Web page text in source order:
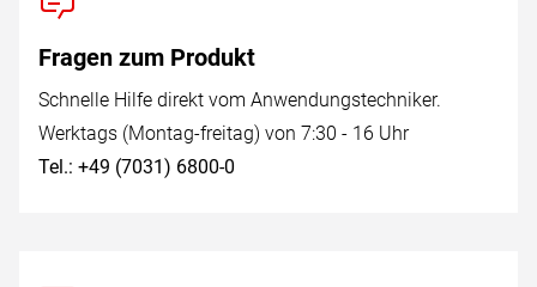
Fragen zum Produkt
Schnelle Hilfe direkt vom Anwendungstechniker.
Werktags (Montag-freitag) von 7:30 - 16 Uhr
Tel.: +49 (7031) 6800-0